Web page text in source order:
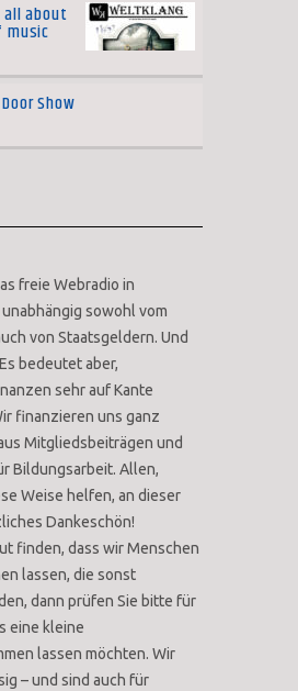
about
music
Show
freie Webradio in
sowohl vom
von Staatsgeldern. Und
bedeutet aber,
sehr auf Kante
finanzieren uns ganz
Mitgliedsbeiträgen und
Bildungsarbeit. Allen,
Weise helfen, an dieser
Dankeschön!
finden, dass wir Menschen
lassen, die sonst
dann prüfen Sie bitte für
eine kleine
lassen möchten. Wir
– und sind auch für